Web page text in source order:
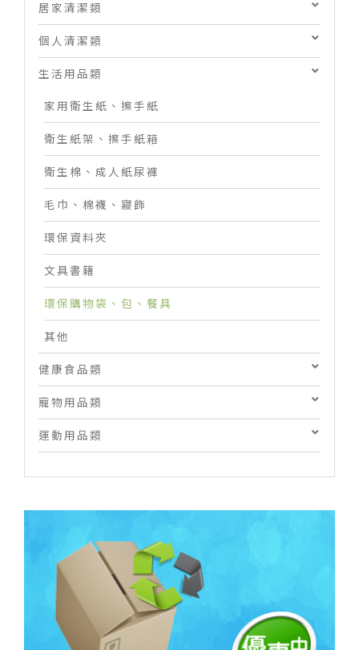
居家清潔類
個人清潔類
生活用品類
家用衛生紙、擦手紙
衛生紙架、擦手紙箱
衛生棉、成人紙尿褲
毛巾、棉襪、寢飾
環保資料夾
文具書籍
環保購物袋、包、餐具
其他
健康食品類
寵物用品類
運動用品類